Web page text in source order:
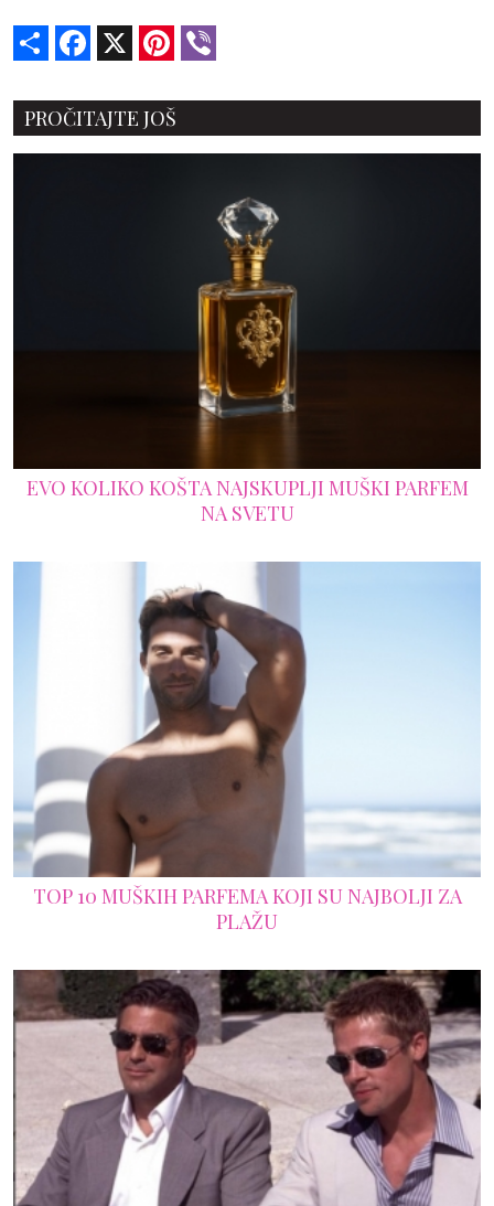
Share Facebook Pinterest
PROČITAJTE JOŠ
EVO KOLIKO KOŠTA NAJSKUPLJI MUŠKI PARFEM
NA SVETU
TOP 10 MUŠKIH PARFEMA KOJI SU NAJBOLJI ZA
PLAŽU